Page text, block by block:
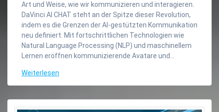
Art und Weise, wie wir kommunizieren und interagieren.
DaVinci AI CHAT steht an der Spitze dieser Revolution,
indem es die Grenzen der AI-gestützten Kommunikation
neu definiert. Mit fortschrittlichen Technologien wie
Natural Language Processing (NLP) und maschinellem
Lernen eröffnen kommunizierende Avatare und…
Weiterlesen